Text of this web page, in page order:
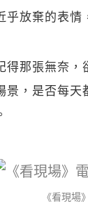
放棄的表情
得那張無奈
景，是否每
《看現場